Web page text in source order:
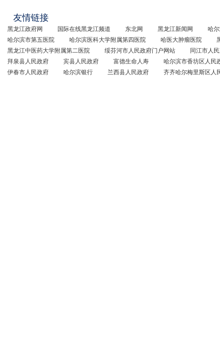
友情链接
黑龙江政府网 国际在线黑龙江频道 东北网 黑龙江新闻网
哈
哈尔滨市第五医院
哈尔滨医科大学附属第四医院 哈医大肿瘤医院
黑龙江中医药大学附属第二医院
绥芬河市人民政府门户网站
同江市人
拜泉县人民政府
宾县人民政府 富德生命人寿
哈尔滨市香坊区人民
伊春市人民政府
哈尔滨银行 兰西县人民政府 齐齐哈尔梅里斯区人